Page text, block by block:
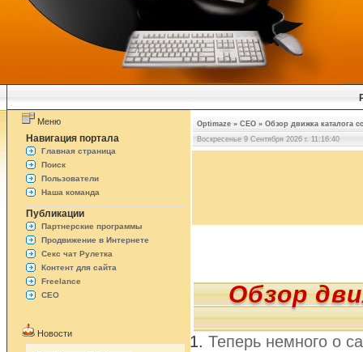
Меню
Навигация портала
Главная страница
Поиск
Пользователи
Наша команда
Публикации
Партнерские программы
Продвижение в Интернете
Секс чат Рулетка
Контент для сайта
Freelance
СЕО
Новости
Optimaze » СЕО » Обзор движка каталога
Воскресенье 9 Сентября 2026 г. 11:16:40
Обзор
Теперь немного о